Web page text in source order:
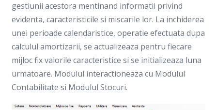
gestiunii acestora mentinand informatii privind
evidenta, caracteristicile si miscarile lor. La inchiderea
unei perioade calendaristice, operatie efectuata dupa
calculul amortizarii, se actualizeaza pentru fiecare
mijloc fix valorile caracteristice si se initializeaza luna
urmatoare. Modulul interactioneaza cu Modulul
Contabilitate si Modulul Stocuri.